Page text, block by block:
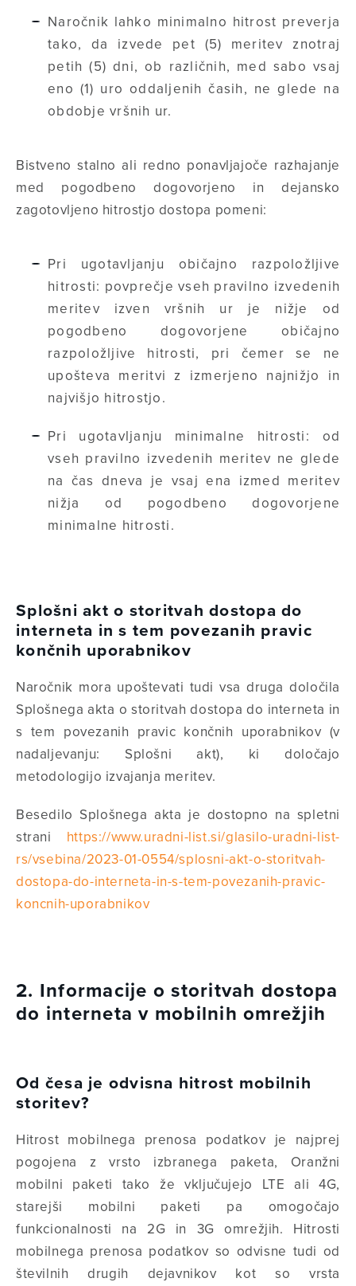
Naročnik lahko minimalno hitrost preverja
tako, da izvede pet (5) meritev znotraj
petih (5) dni, ob različnih, med sabo vsaj
eno (1) uro oddaljenih časih, ne glede na
obdobje vršnih ur.
Bistveno stalno ali redno ponavljajoče razhajanje
med pogodbeno dogovorjeno in dejansko
zagotovljeno hitrostjo dostopa pomeni:
Pri ugotavljanju običajno razpoložljive
hitrosti: povprečje vseh pravilno izvedenih
meritev izven vršnih ur je nižje od
pogodbeno dogovorjene običajno
razpoložljive hitrosti, pri čemer se ne
upošteva meritvi z izmerjeno najnižjo in
najvišjo hitrostjo.
Pri ugotavljanju minimalne hitrosti: od
vseh pravilno izvedenih meritev ne glede
na čas dneva je vsaj ena izmed meritev
nižja od pogodbeno dogovorjene
minimalne hitrosti.
Splošni akt o storitvah dostopa do
interneta in s tem povezanih pravic
končnih uporabnikov
Naročnik mora upoštevati tudi vsa druga določila
Splošnega akta o storitvah dostopa do interneta in
s tem povezanih pravic končnih uporabnikov (v
nadaljevanju: Splošni akt), ki določajo
metodologijo izvajanja meritev.
Besedilo Splošnega akta je dostopno na spletni
strani https://www.uradni-list.si/glasilo-uradni-list-
rs/vsebina/2023-01-0554/splosni-akt-o-storitvah-
dostopa-do-interneta-in-s-tem-povezanih-pravic-
koncnih-uporabnikov
2. Informacije o storitvah dostopa
do interneta v mobilnih omrežjih
Od česa je odvisna hitrost mobilnih
storitev?
Hitrost mobilnega prenosa podatkov je najprej
pogojena z vrsto izbranega paketa, Oranžni
mobilni paketi tako že vključujejo LTE ali 4G,
starejši mobilni paketi pa omogočajo
funkcionalnosti na 2G in 3G omrežjih. Hitrosti
mobilnega prenosa podatkov so odvisne tudi od
številnih drugih dejavnikov kot so vrsta